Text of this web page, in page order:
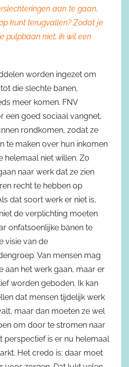
aan te gaan,
kunt terugvallen? Zodat je
pulpbaan niet, ik wil een
worden ingezet om
die slechte banen,
meer komen. FNV
een goed sociaal vangnet,
rondkomen, zodat ze
te maken over hun inkomen
helemaal niet willen. Zo
naar werk dat ze zien
recht te hebben op
dat soort werk er niet is,
de verplichting moeten
onfatsoenlijke banen te
visie van de
Van mensen mag
aan het werk gaan, maar er
worden geboden. Ik kan
dat mensen tijdelijk werk
maar dan moeten ze wel
om door te stromen naar
perspectief is er nu helemaal
Het credo is: daar moet